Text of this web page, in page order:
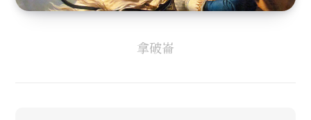
拿破崙